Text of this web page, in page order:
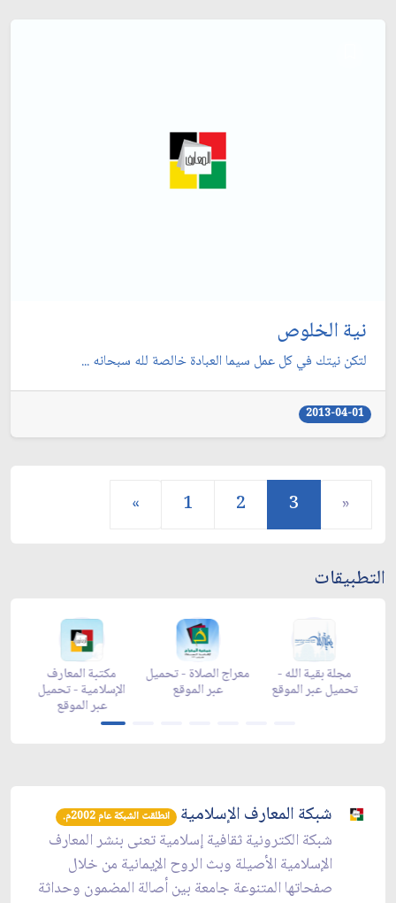
نية الخلوص
لتكن نيتك في كل عمل سيما العبادة خالصة لله سبحانه ...
2013-04-01
« 1 2 3 »
التطبيقات
مكتبة المعارف
الإسلامية - تحميل
عبر الموقع
معراج الصلاة - تحميل
عبر الموقع
مجلة بقية الله -
تحميل عبر الموقع
شبكة المعارف الإسلامية انطلقت الشبكة عام 2002م.
شبكة الكترونية ثقافية إسلامية تعنى بنشر المعارف
الإسلامية الأصيلة وبث الروح الإيمانية من خلال
صفحاتها المتنوعة جامعة بين أصالة المضمون وحداثة